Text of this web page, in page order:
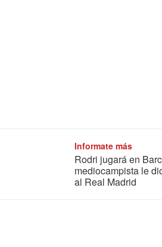
Informate más
Rodri jugará en
mediocampista le
al Real Madrid